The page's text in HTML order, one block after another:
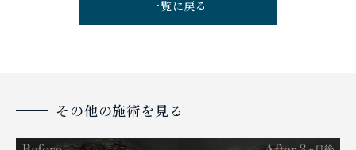
一覧に戻る
その他の施術を見る